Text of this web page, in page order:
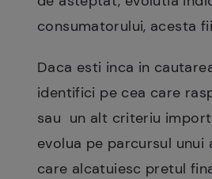
consumatorului, acesta
Daca esti inca in
identifici pe cea care
sau un alt criteriu
evolua pe parcursul
care alcatuiesc pretul